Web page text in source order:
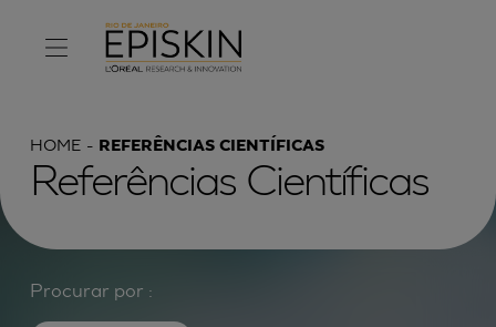
HOME REFERÊNCIAS CIENTÍFICAS
Referências Científicas
Procurar por :